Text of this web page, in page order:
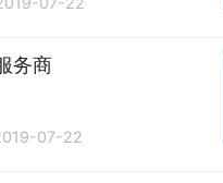
务商
07-22